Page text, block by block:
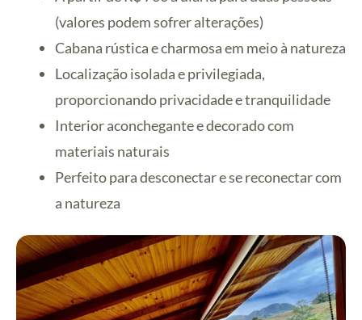
(valores podem sofrer alterações)
Cabana rústica e charmosa em meio à natureza
Localização isolada e privilegiada,
proporcionando privacidade e tranquilidade
Interior aconchegante e decorado com
materiais naturais
Perfeito para desconectar e se reconectar com
a natureza